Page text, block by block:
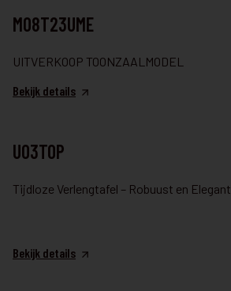
M08T23UME
UITVERKOOP TOONZAALMODEL
Bekijk details
U03TOP
Tijdloze Verlengtafel – Robuust en Elegant
Bekijk details